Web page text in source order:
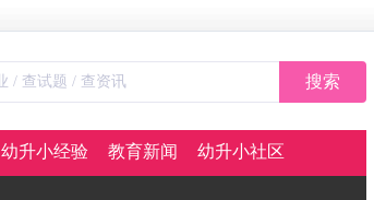
搜索
幼升小经验 教育新闻 幼升小社区